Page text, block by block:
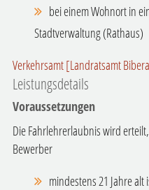
bei einem Wohnort in
Stadtverwaltung (Rathaus)
Verkehrsamt [Landratsamt
Leistungsdetails
Voraussetzungen
Die Fahrlehrerlaubnis wird
Bewerber
mindestens 21 Jahre alt